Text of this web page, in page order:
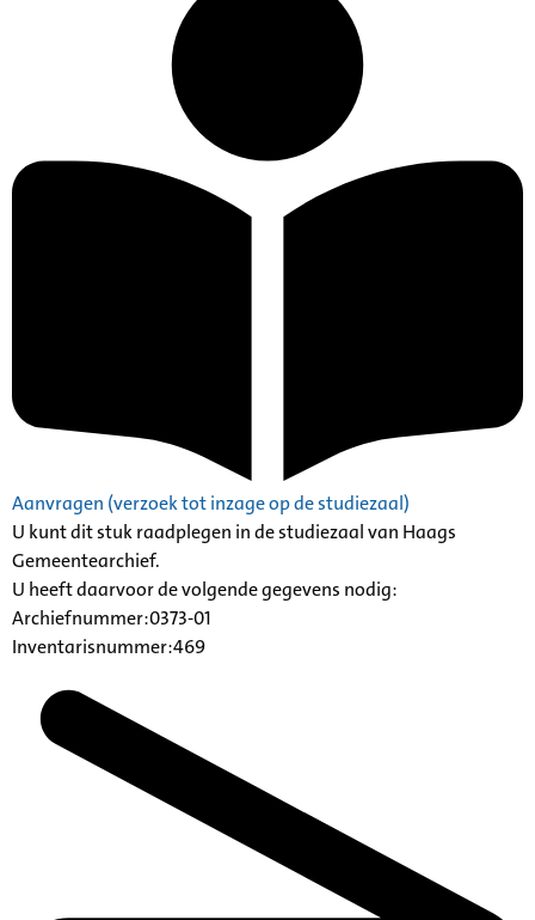
Aanvragen (verzoek tot inzage op de studiezaal)
U kunt dit stuk raadplegen in de studiezaal van Haags
Gemeentearchief.
U heeft daarvoor de volgende gegevens nodig:
Archiefnummer:0373-01
Inventarisnummer:469